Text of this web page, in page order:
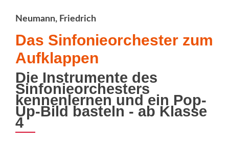
Neumann, Friedrich
Das Sinfonieorchester zum
Aufklappen
Die Instrumente des
Sinfonieorchesters
kennenlernen und ein Pop-
Up-Bild basteln - ab Klasse
4